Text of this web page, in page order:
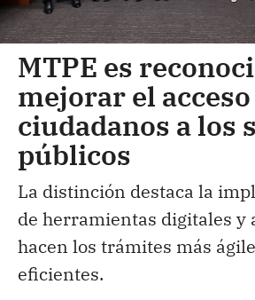
MTPE es
mejorar el
ciudadanos a los
públicos
La distinción destaca la
de herramientas digitales y
hacen los trámites más
eficientes.